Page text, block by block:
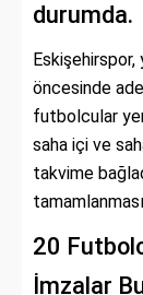
durumda.
öncesinde
futbolcular
saha içi ve
takvime
20
İmzalar